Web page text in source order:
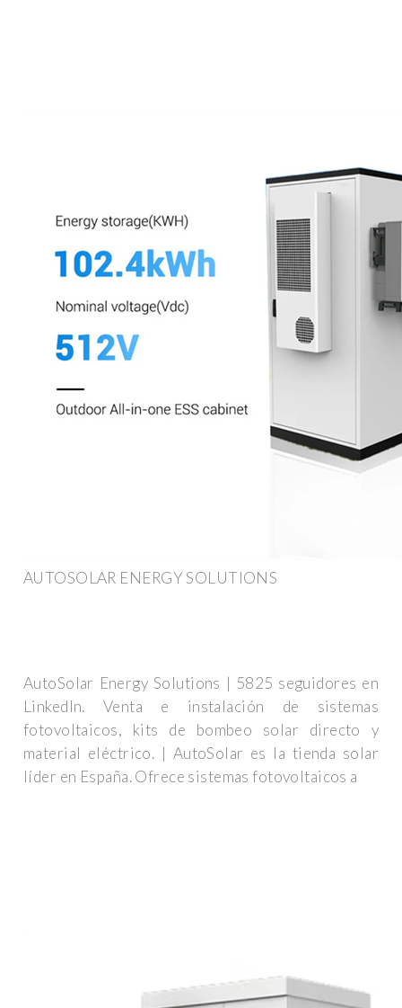
AUTOSOLAR ENERGY SOLUTIONS
AutoSolar Energy Solutions | 5825 seguidores en
LinkedIn. Venta e instalación de sistemas
fotovoltaicos, kits de bombeo solar directo y
material eléctrico. | AutoSolar es la tienda solar
líder en España. Ofrece sistemas fotovoltaicos a